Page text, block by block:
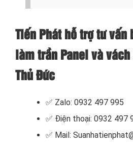
Tiến Phát hỗ trợ tư vấn
làm trần Panel và vách
Thủ Đức
✅ Zalo: 0932 497 995
✅ Điện thoại: 0932 497
✅ Mail: